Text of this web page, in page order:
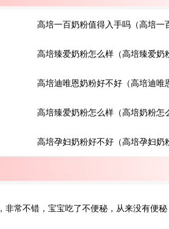
高培一百奶粉值得入手吗（高培一
高培臻爱奶粉怎么样（高培臻爱奶
高培迪唯恩奶粉好不好（高培迪唯
高培臻爱奶粉怎么样（高培奶粉怎
高培孕妇奶粉好不好（高培孕妇奶
非常不错，宝宝吃了不便秘，从来没有便